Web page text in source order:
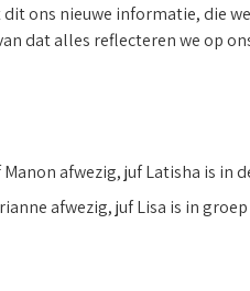
ons nieuwe informatie, die
dat alles reflecteren we op
Manon afwezig, juf Latisha is in
afwezig, juf Lisa is in groep